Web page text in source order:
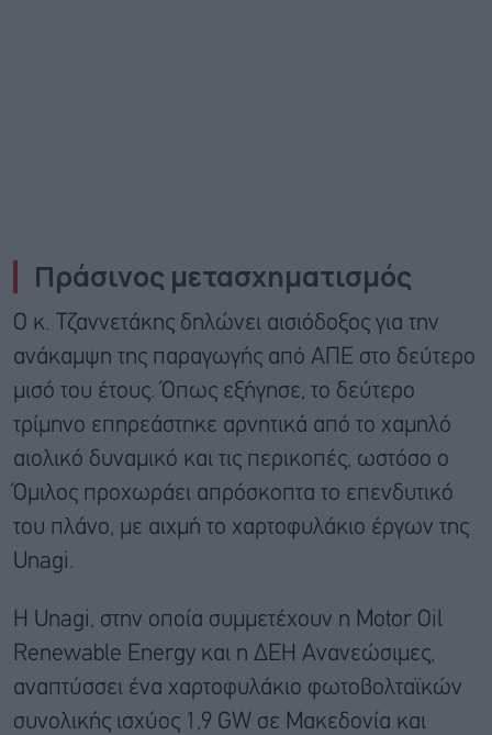
Πράσινος μετασχηματισμός
Ο κ. Τζαννετάκης δηλώνει αισιόδοξος για την
ανάκαμψη της παραγωγής από ΑΠΕ στο δεύτερο
μισό του έτους. Όπως εξήγησε, το δεύτερο
τρίμηνο επηρεάστηκε αρνητικά από το χαμηλό
αιολικό δυναμικό και τις περικοπές, ωστόσο ο
Όμιλος προχωράει απρόσκοπτα το επενδυτικό
του πλάνο, με αιχμή το χαρτοφυλάκιο έργων της
Unagi.
Η Unagi, στην οποία συμμετέχουν η Motor Oil
Renewable Energy και η ΔΕΗ Ανανεώσιμες,
αναπτύσσει ένα χαρτοφυλάκιο φωτοβολταϊκών
συνολικής ισχύος 1,9 GW σε Μακεδονία και